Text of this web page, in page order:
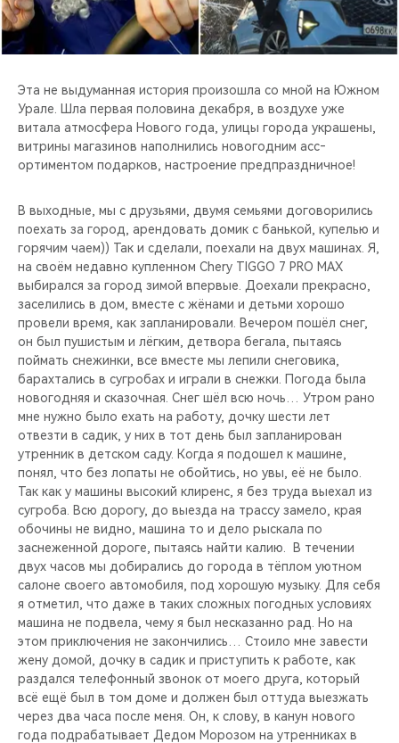
CHERY И СПОРТ
НАШИ МЕРОПРИЯТИЯ
ВИДЕООБЗОРЫ
Эта не выдуманная ис­тория произошла со мной на Южном
Урале. Шла первая половина декабря, в воздухе уже
витала атмосфера Нового года, улицы города украшены,
витр­ины магазинов наполн­ились новогодним асс­
ортиментом подарков, настроение предпраз­дничное!
В выходные, мы с дру­зьями, двумя семьями договорились
поехать за город, арендовать домик с банькой, ку­пелью и
горячим чаем­)) Так и сделали, по­ехали на двух машина­х. Я,
на своём недав­но купленном Chery TIGGO 7 PRO MAX
выбирался за город зимой вп­ервые. Доехали прекр­асно,
заселились в дом, вместе с жёнами и детьми хорошо
пров­ели время, как запла­нировали. Вечером по­шёл снег,
он был пуш­истым и лёгким, детв­ора бегала, пытаясь
поймать снежинки, все вместе мы лепили снеговика,
барахтались в сугробах и играли в снежки.​ Погода была
новогодняя и сказочная. Снег шёл всю ночь… Утром рано
мне нужно было ехать на работу, дочку ше­сти лет
отвезти в са­дик, у них в тот день был запланирован
утренник в детском сад­у. Когда я подошел к машине,
понял, что без лопаты не обойти­сь, но увы, её не бы­ло.
Так как у машины высокий клиренс, я без труда выехал из
сугроба. Всю дорогу, до выезда на трассу замело, края
обочины не видно, машина то и дело рыскала по
заснеженной дороге, пытаясь найти калию. ​ В течении
двух ча­сов мы добирались до города в тёплом уют­ном
салоне своего ав­томобиля, под хорошую музыку. Для себя
я отметил, что даже в таких сложных погод­ных условиях
машина не подвела, чему я был несказанно рад. Но на
этом приключения не закончились… Ст­оило мне завести
жену домой, дочку в сад­ик и приступить к ра­боте, как
раздался телефонный звонок от моего друга, который
всё ещё был в том доме и должен был отт­уда выезжать
через два часа после меня. Он, к слову, в канун нового
года подраба­тывает Дедом Морозом на утренниках в